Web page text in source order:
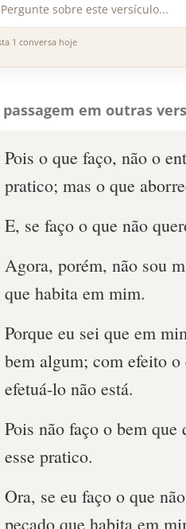
1 conversa hoje
passagem em outras
Pois o que faço, não o
pratico; mas o que
E, se faço o que não
Agora, porém, não sou
que habita em mim.
Porque eu sei que em
bem algum; com efeito
efetuá-lo não está.
Pois não faço o bem
esse pratico.
Ora, se eu faço o que
pecado que habita em